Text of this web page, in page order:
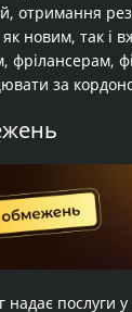
отримання
новим, так і
фрілансерам,
за
надає послуги